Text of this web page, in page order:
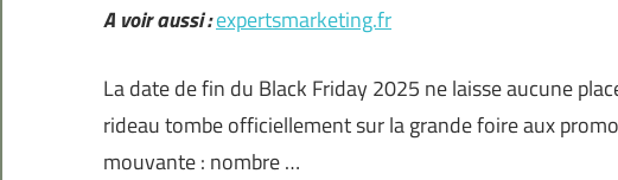
A voir aussi :expertsmarketing.fr
La date de fin du Black Friday 2025 ne laisse aucune
rideau tombe officiellement sur la grande foire aux
mouvante : nombre …